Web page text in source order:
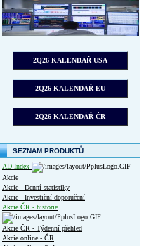
2Q26 KALENDÁŘ USA
2Q26 KALENDÁŘ EU
2Q26 KALENDÁŘ ČR
SEZNAM PRODUKTŮ
AD Index
Akcie
Akcie - Denní statistiky
Akcie - Investiční doporučení
Akcie ČR - historie
Akcie ČR - Týdenní přehled
Akcie online - ČR